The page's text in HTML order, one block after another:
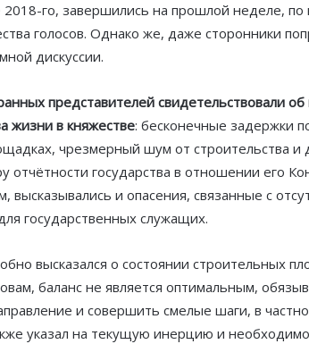
2018-го, завершились на прошлой неделе,
голосов. Однако же, даже сторонники
дискуссии.
представителей свидетельствовали
жизни в княжестве: бесконечные задержки
чрезмерный шум от строительства и
отчётности государства в отношении его
высказывались и опасения, связанные с
государственных служащих.
высказался о состоянии строительных
баланс не является оптимальным,
и совершить смелые шаги, в
указал на текущую инерцию и